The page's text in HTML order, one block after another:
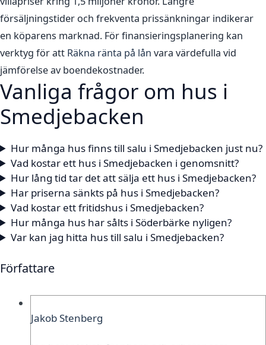
försäljningstider och frekventa prissänkningar indikerar
en köparens marknad. För finansieringsplanering kan
verktyg för att Räkna ränta på lån vara värdefulla vid
jämförelse av boendekostnader.
Vanliga frågor om hus i
Smedjebacken
Hur många hus finns till salu i Smedjebacken just nu?
Vad kostar ett hus i Smedjebacken i genomsnitt?
Hur lång tid tar det att sälja ett hus i Smedjebacken?
Har priserna sänkts på hus i Smedjebacken?
Vad kostar ett fritidshus i Smedjebacken?
Hur många hus har sålts i Söderbärke nyligen?
Var kan jag hitta hus till salu i Smedjebacken?
Författare
Jakob Stenberg